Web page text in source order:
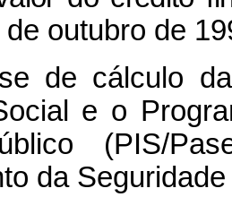
outubro de
de cálculo
e o
(PIS/
da